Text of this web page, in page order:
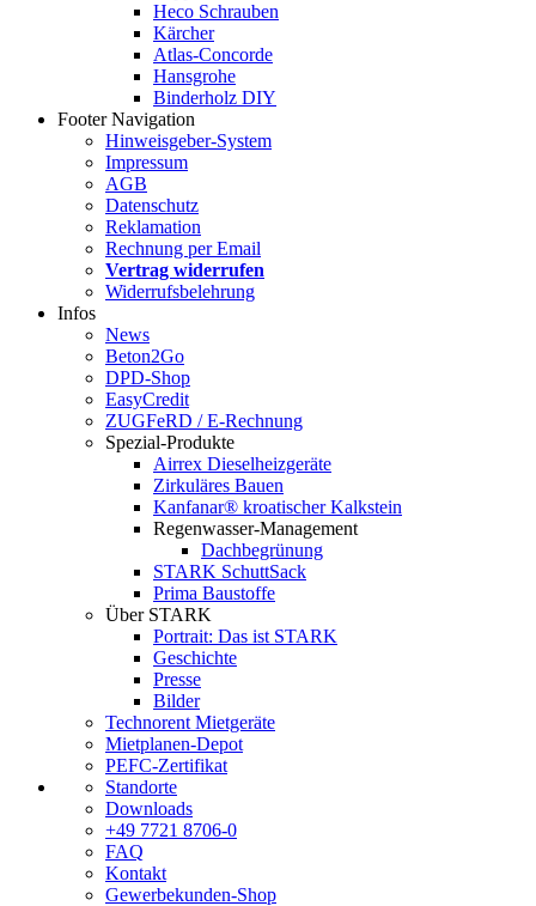
Heco Schrauben
Kärcher
Atlas-Concorde
Hansgrohe
Binderholz DIY
Footer Navigation
Hinweisgeber-System
Impressum
AGB
Datenschutz
Reklamation
Rechnung per Email
Vertrag widerrufen
Widerrufsbelehrung
Infos
News
Beton2Go
DPD-Shop
EasyCredit
ZUGFeRD / E-Rechnung
Spezial-Produkte
Airrex Dieselheizgeräte
Zirkuläres Bauen
Kanfanar® kroatischer Kalkstein
Regenwasser-Management
Dachbegrünung
STARK SchuttSack
Prima Baustoffe
Über STARK
Portrait: Das ist STARK
Geschichte
Presse
Bilder
Technorent Mietgeräte
Mietplanen-Depot
PEFC-Zertifikat
Standorte
Downloads
+49 7721 8706-0
FAQ
Kontakt
Gewerbekunden-Shop